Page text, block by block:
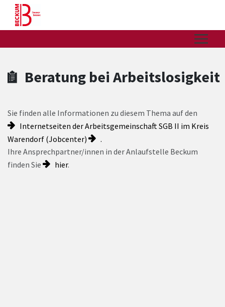
Zum Hauptinhalt springen
Beratung bei Arbeitslosigkeit
Sie finden alle Informationen zu diesem Thema auf den
Internetseiten der Arbeitsgemeinschaft SGB II im Kreis
Warendorf (Jobcenter)
.
Ihre Ansprechpartner/innen in der Anlaufstelle Beckum
finden Sie
hier.